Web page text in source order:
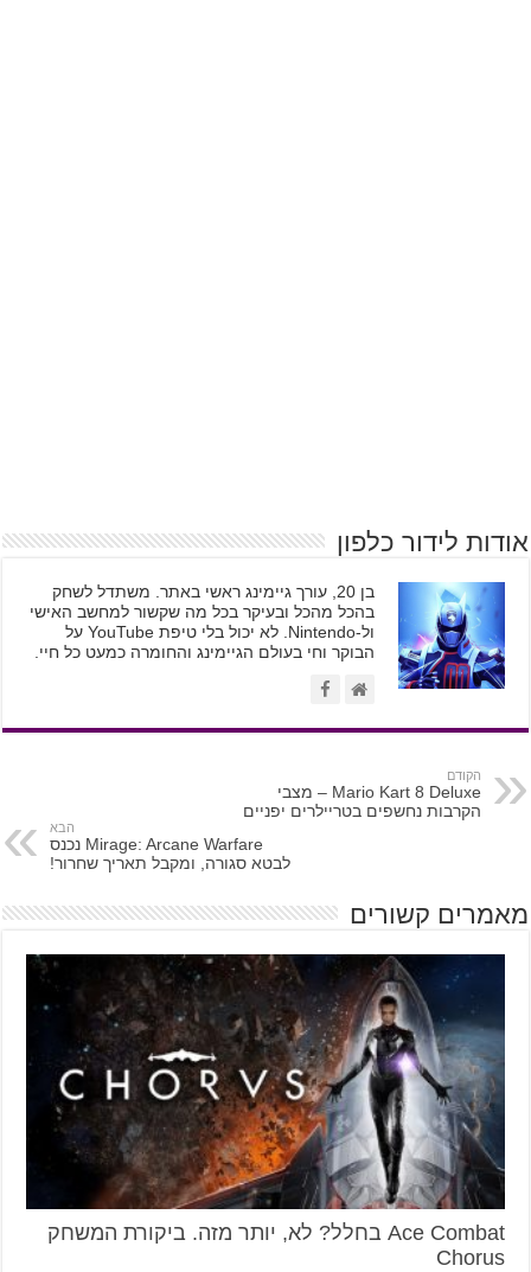
אודות לידור כלפון
בן 20, עורך גיימינג ראשי באתר. משתדל לשחק
בהכל מהכל ובעיקר בכל מה שקשור למחשב האישי
ול-Nintendo. לא יכול בלי טיפת YouTube על
הבוקר וחי בעולם הגיימינג והחומרה כמעט כל חיי.
הקודם
Mario Kart 8 Deluxe – מצבי
הקרבות נחשפים בטריילרים יפניים
הבא
Mirage: Arcane Warfare נכנס
לבטא סגורה, ומקבל תאריך שחרור!
מאמרים קשורים
Ace Combat בחלל? לא, יותר מזה. ביקורת המשחק
Chorus